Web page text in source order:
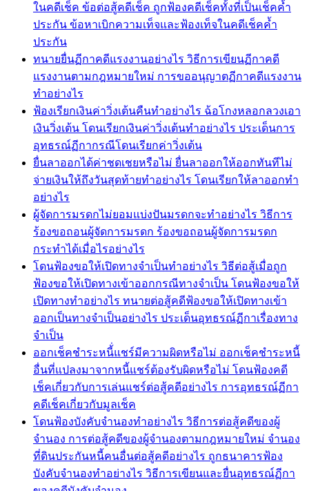
ในคดีเช็ค ข้อต่อสู้คดีเช็ค ถูกฟ้องคดีเช็คทั้งที่เป็นเช็คค้ำ
ประกัน ข้อหาเบิกความเท็จและฟ้องเท็จในคดีเช็คค้ำ
ประกัน
ทนายยื่นฏีกาคดีแรงงานอย่างไร วิธีการเขียนฏีกาคดี
แรงงานตามกฎหมายใหม่ การขออนุญาตฏีกาคดีแรงงาน
ทำอย่างไร
ฟ้องเรียกเงินค่าวิ่งเต้นคืนทำอย่างไร ฉ้อโกงหลอกลวงเอา
เงินวิ่งเต้น โดนเรียกเงินค่าวิ่งเต้นทำอย่างไร ประเด็นการ
อุทธรณ์ฏีกากรณีโดนเรียกค่าวิ่งเต้น
ยื่นลาออกได้ค่าชดเชยหรือไม่ ยื่นลาออกให้ออกทันทีไม่
จ่ายเงินให้ถึงวันสุดท้ายทำอย่างไร โดนเรียกให้ลาออกทำ
อย่างไร
ผู้จัดการมรดกไม่ยอมแบ่งปันมรดกจะทำอย่างไร วิธีการ
ร้องขอถอนผู้จัดการมรดก ร้องขอถอนผู้จัดการมรดก
กระทำได้เมื่อไรอย่างไร
โดนฟ้องขอให้เปิดทางจำเป็นทำอย่างไร วิธีต่อสู้เมื่อถูก
ฟ้องขอให้เปิดทางเข้าออกกรณีทางจำเป็น โดนฟ้องขอให้
เปิดทางทำอย่างไร ทนายต่อสู้คดีฟ้องขอให้เปิดทางเข้า
ออกเป็นทางจำเป็นอย่างไร ประเด็นอุทธรณ์ฏีกาเรื่องทาง
จำเป็น
ออกเช็คชำระหนี้่แชร์มีความผิดหรือไม่ ออกเช็คชำระหนี้
อื่นที่แปลงมาจากหนี้แชร์ต้องรับผิดหรือไม่ โดนฟ้องคดี
เช็คเกี่ยวกับการเล่นแชร์ต่อสู้คดีอย่างไร การอุทธรณ์ฏีกา
คดีเช็คเกี่ยวกับมูลเช็ค
โดนฟ้องบังคับจำนองทำอย่างไร วิธีการต่อสู้คดีของผู้
จำนอง การต่อสู้คดีของผู้จำนองตามกฎหมายใหม่ จำนอง
ที่ดินประกันหนี้คนอื่นต่อสู้คดีอย่างไร ถูกธนาคารฟ้อง
บังคับจำนองทำอย่างไร วิธีการเขียนและยื่นอุทธรณ์ฏีกา